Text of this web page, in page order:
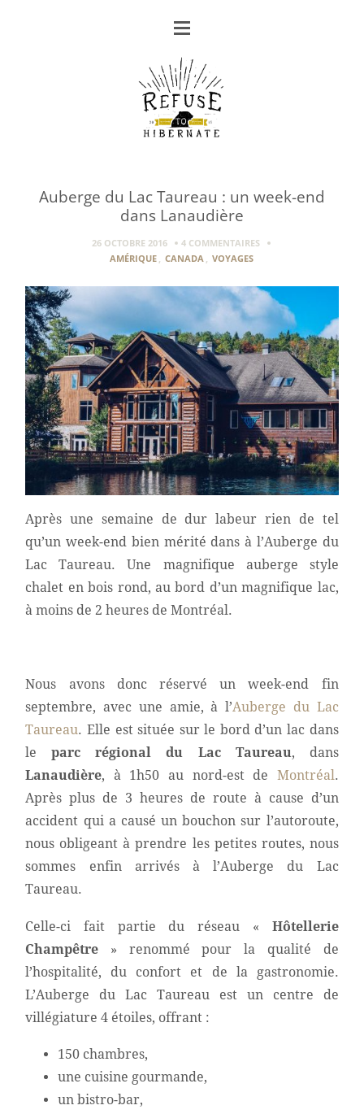
Auberge du Lac Taureau : un week-end
dans Lanaudière
26 OCTOBRE 2016
4 COMMENTAIRES
AMÉRIQUE
CANADA VOYAGES
Après une semaine de dur labeur rien de tel
qu’un week-end bien mérité dans à l’Auberge du
Lac Taureau. Une magnifique auberge style
chalet en bois rond, au bord d’un magnifique lac,
à moins de 2 heures de Montréal.
Nous avons donc réservé un week-end fin
septembre, avec une amie, à l’Auberge du Lac
Taureau. Elle est située sur le bord d’un lac dans
leparc régional du Lac Taureau, dans
Lanaudière, à 1h50 au nord-est de Montréal.
Après plus de 3 heures de route à cause d’un
accident qui a causé un bouchon sur l’autoroute,
nous obligeant à prendre les petites routes, nous
sommes enfin arrivés à l’Auberge du Lac
Taureau.
Celle-ci fait partie du réseau « Hôtellerie
Champêtre » renommé pour la qualité de
l’hospitalité, du confort et de la gastronomie.
L’Auberge du Lac Taureau est un centre de
villégiature 4 étoiles, offrant :
150 chambres,
une cuisine gourmande,
un bistro-bar,